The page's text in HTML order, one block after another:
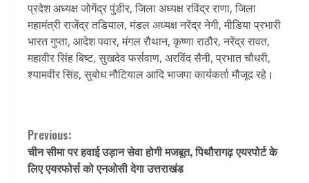
प्रदेश अध्यक्ष जोगेंद्र पुंडीर, जिला अध्यक्ष रविंद्र राणा, जिला
महामंत्री राजेंद्र तडियाल, मंडल अध्यक्ष नरेंद्र नेगी, मीडिया प्रभारी
भारत गुप्ता, आदेश पवार, मंगल रौथान, कृष्णा राठौर, नरेंद्र रावत,
महावीर सिंह बिष्ट, सुखदेव फर्सवाण, अरविंद सैनी, प्रभात चौधरी,
श्यामवीर सिंह, सुबोध नौटियाल आदि भाजपा कार्यकर्ता मौजूद रहे।
Continue
Reading
Previous:
चीन सीमा पर हवाई उड़ान सेवा होगी मजबूत, पिथौरागढ़ एयरपोर्ट के
लिए एयरफोर्स को एनओसी देगा उत्तराखंड